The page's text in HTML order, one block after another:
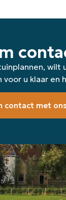
wilt
voor u klaar en
contact met